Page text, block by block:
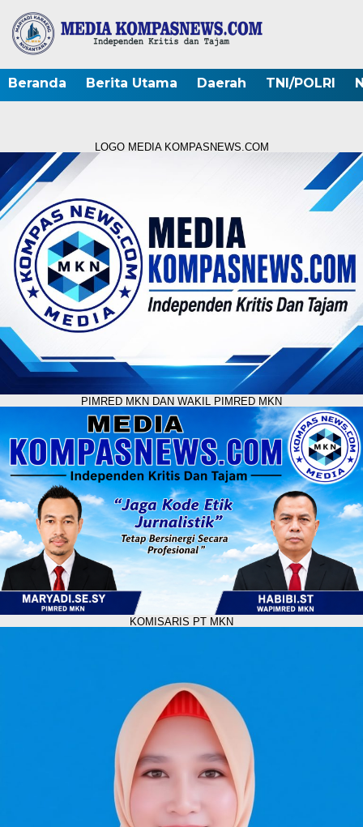
Beranda Berita Utama Daerah TNI/POLRI
LOGO MEDIA KOMPASNEWS.COM
PIMRED MKN DAN WAKIL PIMRED MKN
KOMISARIS PT MKN